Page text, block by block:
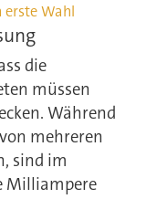
erste Wahl
die
müssen
Während
mehreren
sind im
Milliampere